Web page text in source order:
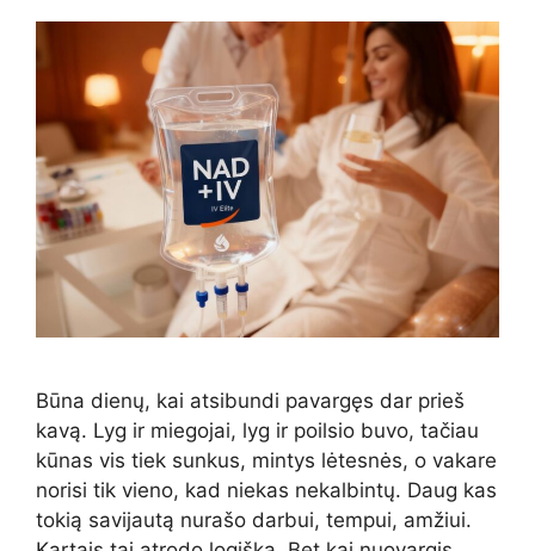
Būna dienų, kai atsibundi pavargęs dar prieš
kavą. Lyg ir miegojai, lyg ir poilsio buvo, tačiau
kūnas vis tiek sunkus, mintys lėtesnės, o vakare
norisi tik vieno, kad niekas nekalbintų. Daug kas
tokią savijautą nurašo darbui, tempui, amžiui.